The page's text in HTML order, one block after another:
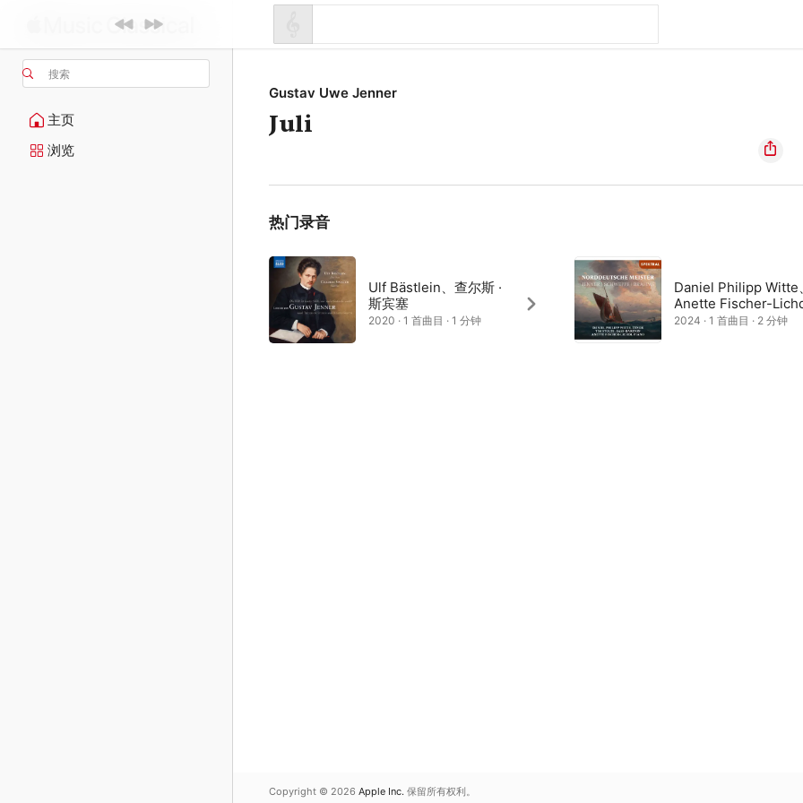
搜索
主页
浏览
Gustav Uwe Jenner
Juli
热门录音
Ulf Bästlein、查尔斯 ·
斯宾塞
2020 · 1 首曲目 · 1 分钟
Daniel Philipp Witte、
Anette Fischer-
2024 · 1 首曲目 · 2 分钟
Copyright © 2026 Apple Inc. 保留所有权利。